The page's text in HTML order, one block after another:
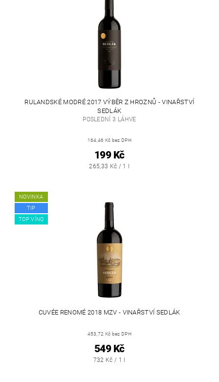
RULANDSKÉ MODRÉ 2017 VÝBĚR Z HROZNŮ - VINAŘSTVÍ
SEDLÁK
POSLEDNÍ 3 LÁHVE
164,46 Kč bez DPH
199 Kč
265,33 Kč / 1 l
NOVINKA
TIP
TOP VÍNO
CUVÉE RENOMÉ 2018 MZV - VINAŘSTVÍ SEDLÁK
453,72 Kč bez DPH
549 Kč
732 Kč / 1 l